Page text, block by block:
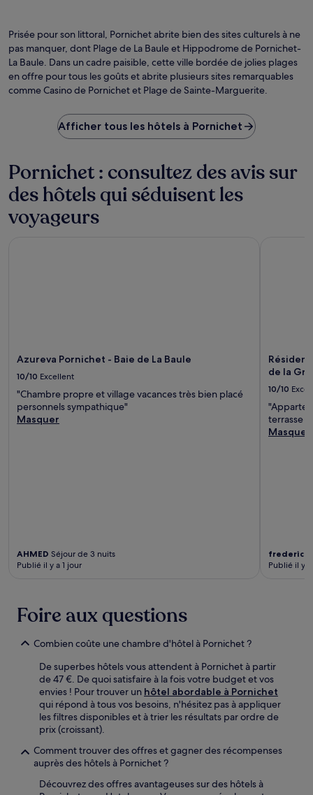
Prisée pour son littoral, Pornichet abrite bien des sites culturels à ne
pas manquer, dont Plage de La Baule et Hippodrome de Pornichet-
La Baule. Dans un cadre paisible, cette ville bordée de jolies plages
en offre pour tous les goûts et abrite plusieurs sites remarquables
comme Casino de Pornichet et Plage de Sainte-Marguerite.
Afficher tous les hôtels à Pornichet
Pornichet : consultez des avis sur
des hôtels qui séduisent les
voyageurs
Azureva Pornichet - Baie de La Baule
10/10 Excellent
"Chambre propre et village vacances très bien placé
personnels sympathique"
Masquer
AHMED Séjour de 3 nuits
Publié il y a 1 jour
de la
10/10
terrasse
Masquer
frederic
Publié il y
Foire aux questions
Combien coûte une chambre d'hôtel à Pornichet ?
De superbes hôtels vous attendent à Pornichet à partir
de 47 €. De quoi satisfaire à la fois votre budget et vos
envies ! Pour trouver un hôtel abordable à Pornichet
qui répond à tous vos besoins, n'hésitez pas à appliquer
les filtres disponibles et à trier les résultats par ordre de
prix (croissant).
Comment trouver des offres et gagner des récompenses
auprès des hôtels à Pornichet ?
Découvrez des offres avantageuses sur des hôtels à